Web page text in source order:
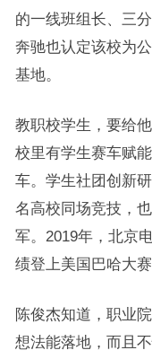
的一线班组长、三
奔驰也认定该校为
基地。
教职校学生，要给
校里有学生赛车赋
车。学生社团创新
名高校同场竞技，
军。2019年，北京
绩登上美国巴哈大赛
陈俊杰知道，职业
想法能落地，而且